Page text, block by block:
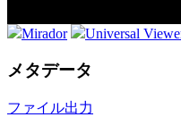
Mirador Universal
メタデータ
ファイル出力